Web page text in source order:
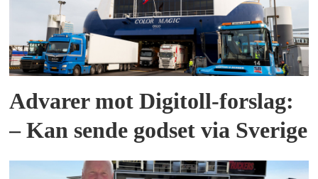
Advarer mot Digitoll-forslag:
– Kan sende godset via Sverige